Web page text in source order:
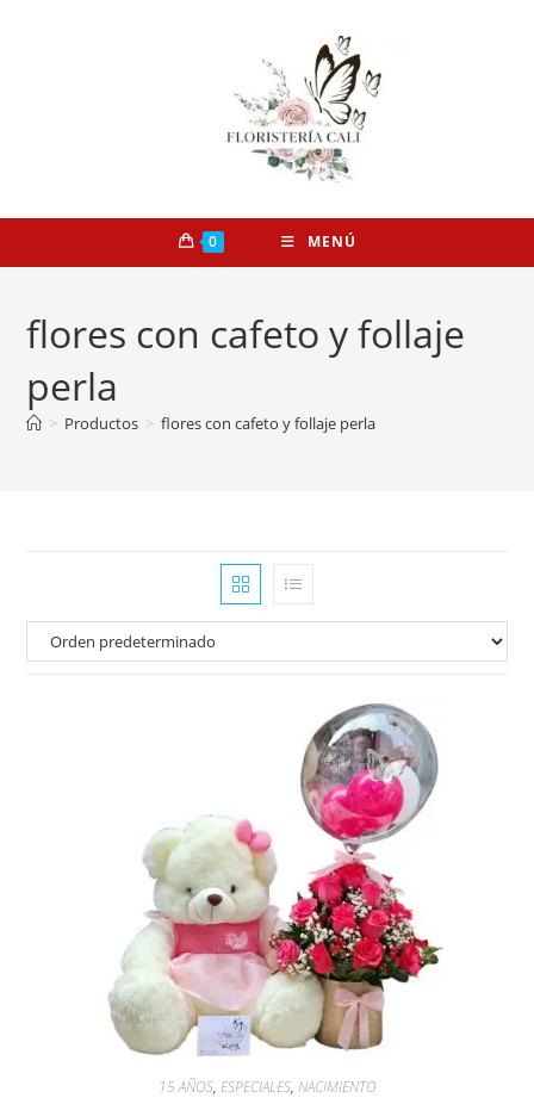
0 MENÚ
flores con cafeto y follaje
perla
> Productos > flores con cafeto y follaje perla
15 AÑOS, ESPECIALES, NACIMIENTO